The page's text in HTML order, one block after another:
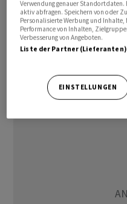
bleiben sollen, um den
Für die Schweiz als eine
ein berechenbares
zentral, hiess es in der
Verwendung genauer
aktiv abfragen. Speichern von oder
Personalisierte Werbung und Inhalte,
Performance von Inhalten,
Verbesserung von Angeboten.
Liste der Partner (Lieferanten)
EINSTELLUNGEN